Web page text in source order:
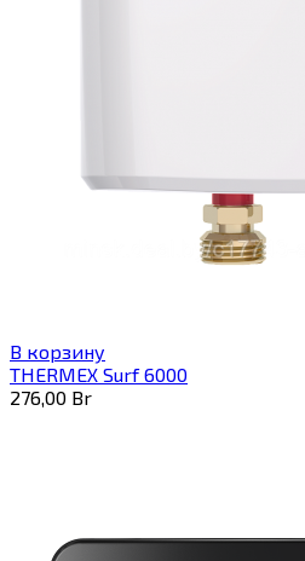
В корзину
THERMEX Surf 6000
276,00 Br